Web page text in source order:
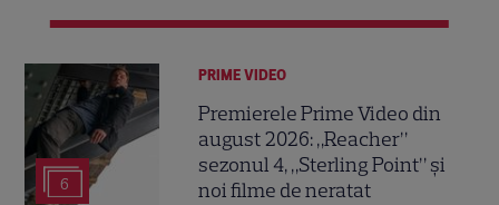
6
PRIME VIDEO
Premierele Prime Video din
august 2026: „Reacher”
sezonul 4, „Sterling Point” și
noi filme de neratat